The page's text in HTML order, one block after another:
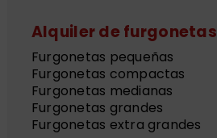
Alquiler de furgonetas
Furgonetas pequeñas
Furgonetas compactas
Furgonetas medianas
Furgonetas grandes
Furgonetas extra grandes